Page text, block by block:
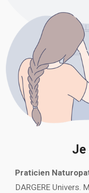
Je
Praticien
DARGERE Univers.